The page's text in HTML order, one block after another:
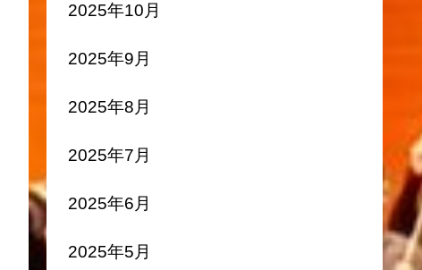
2025年10月
2025年9月
2025年8月
2025年7月
2025年6月
2025年5月